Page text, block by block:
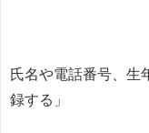
氏名や電話番号、生
録する」